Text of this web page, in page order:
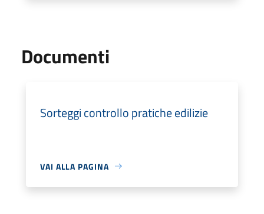
Documenti
Sorteggi controllo pratiche edilizie
VAI ALLA PAGINA